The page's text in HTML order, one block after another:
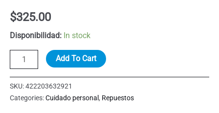
$325.00
Disponibilidad: In stock
HEAD
ASSY
quantity
Add To Cart
SKU:422203632921
Categories:Cuidado personal , Repuestos